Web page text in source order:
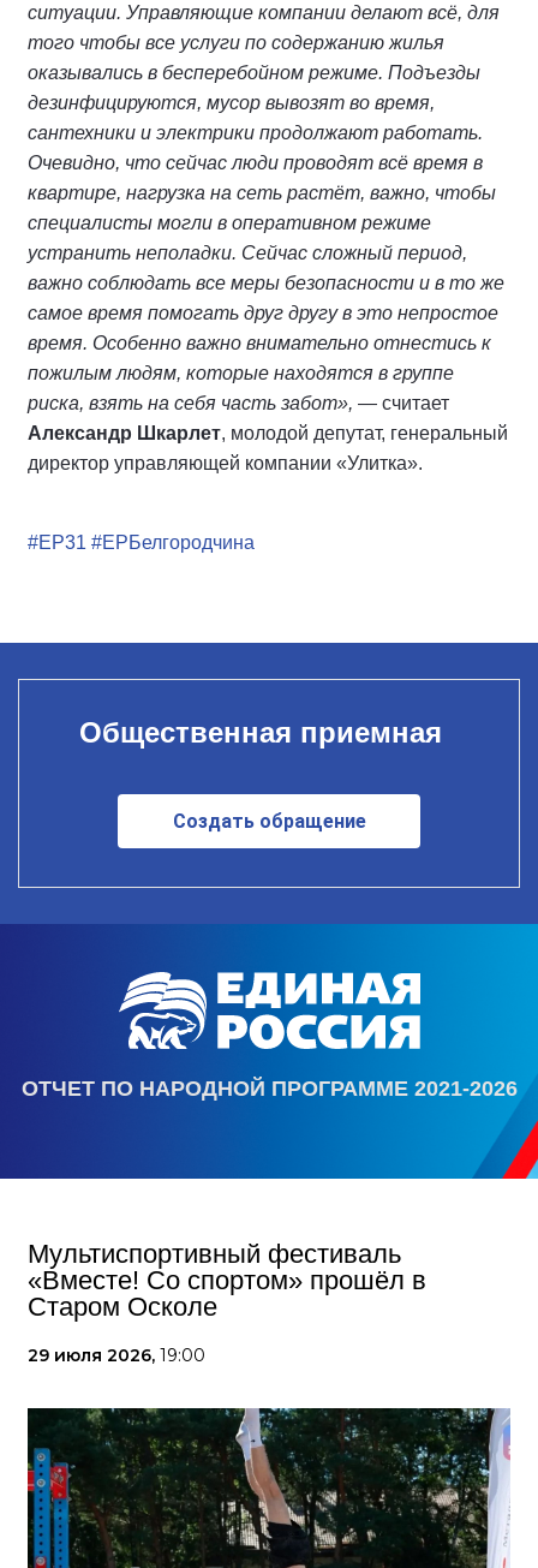
ситуации. Управляющие компании делают всё, для
того чтобы все услуги по содержанию жилья
оказывались в бесперебойном режиме. Подъезды
дезинфицируются, мусор вывозят во время,
сантехники и электрики продолжают работать.
Очевидно, что сейчас люди проводят всё время в
квартире, нагрузка на сеть растёт, важно, чтобы
специалисты могли в оперативном режиме
устранить неполадки. Сейчас сложный период,
важно соблюдать все меры безопасности и в то же
самое время помогать друг другу в это непростое
время. Особенно важно внимательно отнестись к
пожилым людям, которые находятся в группе
риска, взять на себя часть забот», — считает
Александр Шкарлет, молодой депутат, генеральный
директор управляющей компании «Улитка».
#ЕР31 #ЕРБелгородчина
Общественная приемная
Создать обращение
ОТЧЕТ ПО НАРОДНОЙ ПРОГРАММЕ 2021-2026
Мультиспортивный фестиваль
«Вместе! Со спортом» прошёл в
Старом Осколе
29 июля 2026, 19:00